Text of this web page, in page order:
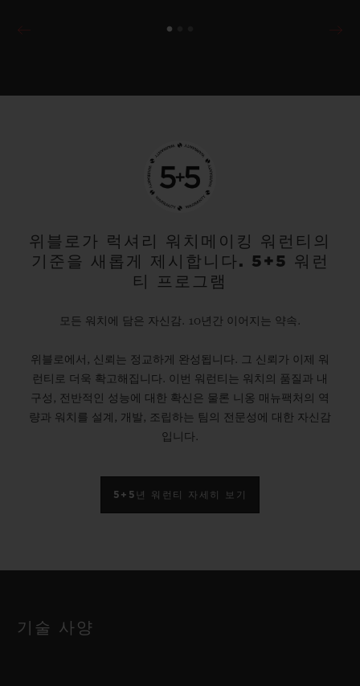
위블로가 럭셔리 워치메이킹 워런티의
기준을 새롭게 제시합니다. 5+5 워런
티 프로그램
모든 워치에 담은 자신감. 10년간 이어지는 약속.
위블로에서, 신뢰는 정교하게 완성됩니다. 그 신뢰가 이제 워
런티로 더욱 확고해집니다. 이번 워런티는 워치의 품질과 내
구성, 전반적인 성능에 대한 확신은 물론 니옹 매뉴팩처의 역
량과 워치를 설계, 개발, 조립하는 팀의 전문성에 대한 자신감
입니다.
5+5년 워런티 자세히 보기
기술 사양